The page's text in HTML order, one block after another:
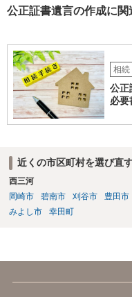
公正証書遺言の作成に
相続
公正
必要
近くの市区町村を選び直
西三河
岡崎市
碧南市 刈谷市 豊田市
みよし市
幸田町